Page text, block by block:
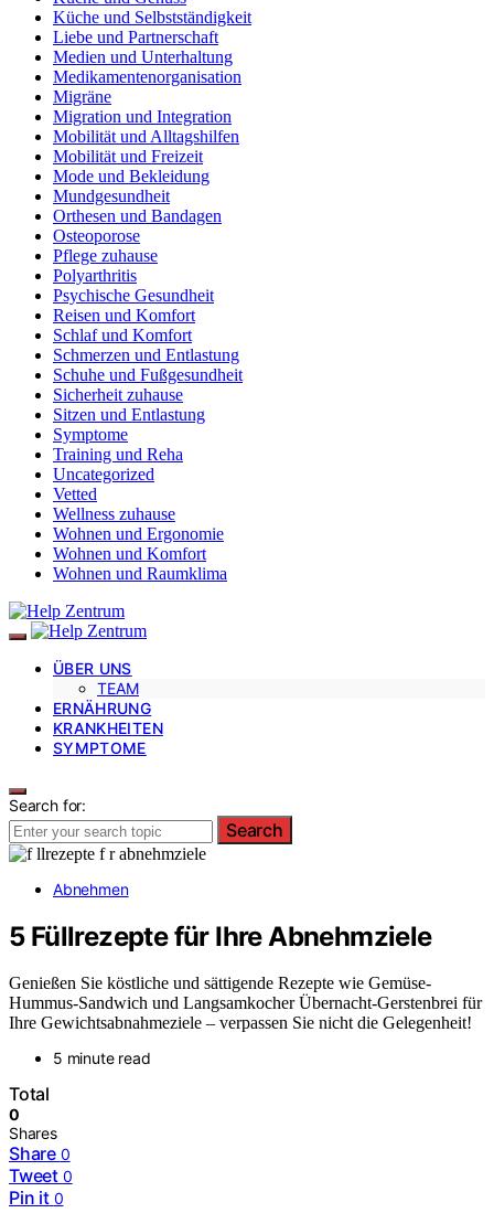
Küche und Selbstständigkeit
Liebe und Partnerschaft
Medien und Unterhaltung
Medikamentenorganisation
Migräne
Migration und Integration
Mobilität und Alltagshilfen
Mobilität und Freizeit
Mode und Bekleidung
Mundgesundheit
Orthesen und Bandagen
Osteoporose
Pflege zuhause
Polyarthritis
Psychische Gesundheit
Reisen und Komfort
Schlaf und Komfort
Schmerzen und Entlastung
Schuhe und Fußgesundheit
Sicherheit zuhause
Sitzen und Entlastung
Symptome
Training und Reha
Uncategorized
Vetted
Wellness zuhause
Wohnen und Ergonomie
Wohnen und Komfort
Wohnen und Raumklima
ÜBER UNS
TEAM
ERNÄHRUNG
KRANKHEITEN
SYMPTOME
Search for:
Search
Abnehmen
5 Füllrezepte für Ihre Abnehmziele
Genießen Sie köstliche und sättigende Rezepte wie Gemüse-
Hummus-Sandwich und Langsamkocher Übernacht-Gerstenbrei für
Ihre Gewichtsabnahmeziele – verpassen Sie nicht die Gelegenheit!
5 minute read
Total
0
Shares
Share 0
Tweet 0
Pin it 0